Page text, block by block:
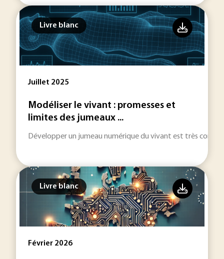
Livre blanc
Juillet 2025
Modéliser le vivant : promesses et
limites des jumeaux ...
Développer un jumeau numérique du vivant est très
Livre blanc
Février 2026